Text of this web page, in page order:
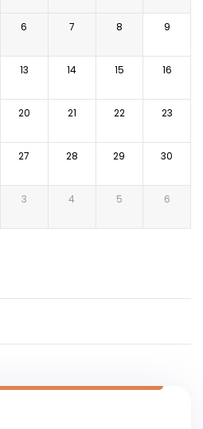
6 7 8 9
13 14 15 16
20 21 22 23
27 28 29 30
3 4 5 6